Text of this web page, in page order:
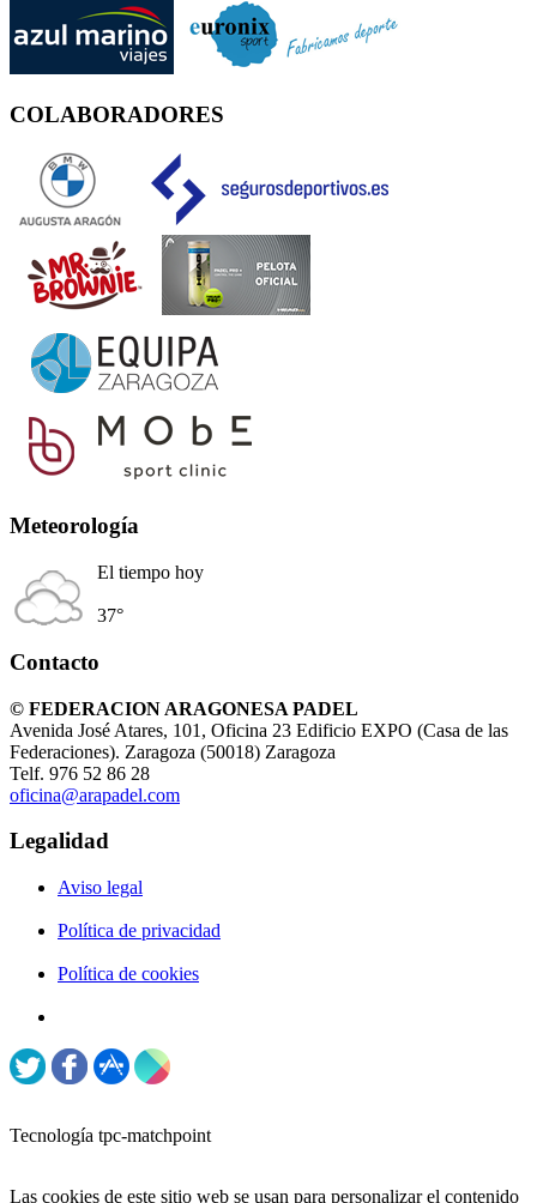
COLABORADORES
Meteorología
El tiempo hoy
37°
Contacto
© FEDERACION ARAGONESA PADEL
Avenida José Atares, 101, Oficina 23 Edificio EXPO (Casa de las
Federaciones). Zaragoza (50018) Zaragoza
Telf. 976 52 86 28
oficina@arapadel.com
Legalidad
Aviso legal
Política de privacidad
Política de cookies
Tecnología tpc-matchpoint
Las cookies de este sitio web se usan para personalizar el contenido